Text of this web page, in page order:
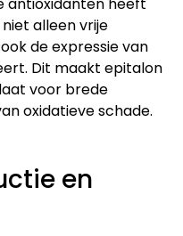
antioxidanten heeft
alleen vrije
de expressie van
Dit maakt epitalon
voor brede
oxidatieve schade.
en